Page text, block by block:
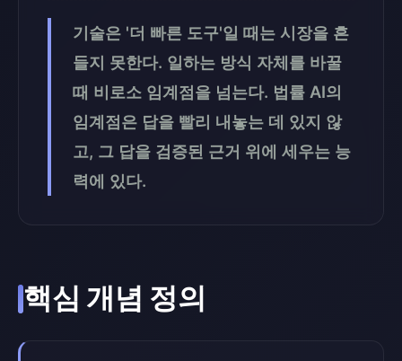
기술은 '더 빠른 도구'일 때는 시장을 흔
들지 못한다. 일하는 방식 자체를 바꿀
때 비로소 임계점을 넘는다. 법률 AI의
임계점은 답을 빨리 내놓는 데 있지 않
고, 그 답을 검증된 근거 위에 세우는 능
력에 있다.
핵심 개념 정의